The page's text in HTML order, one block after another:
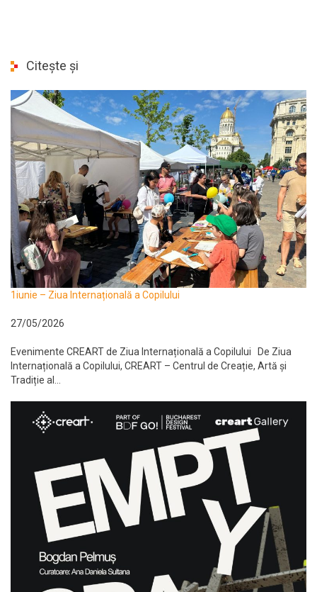
Citește și
1iunie – Ziua Internațională a Copilului
27/05/2026
Evenimente CREART de Ziua Internațională a Copilului De Ziua
Internațională a Copilului, CREART – Centrul de Creație, Artă și
Tradiție al...